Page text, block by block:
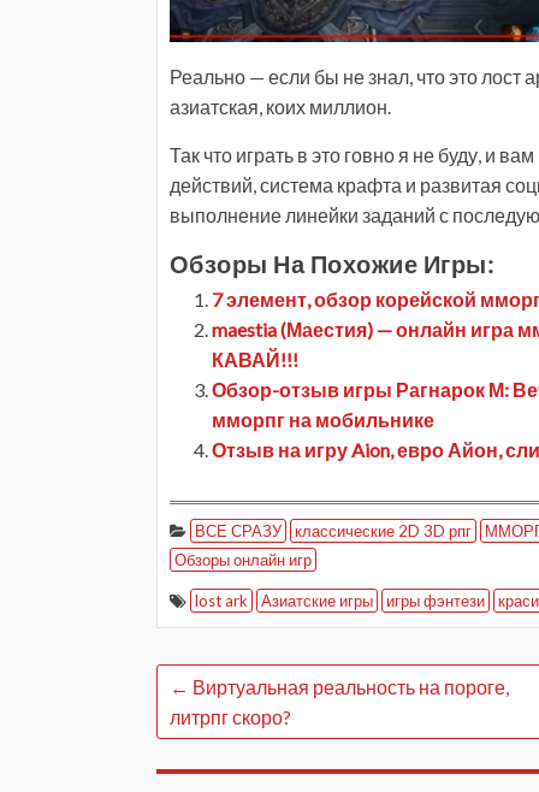
Реально — если бы не знал, что это лост
азиатская, коих миллион.
Так что играть в это говно я не буду, и
действий, система крафта и развитая
выполнение линейки заданий с
Обзоры На Похожие Игры:
7 элемент, обзор корейской
maestia (Маестия) — онлайн игра
КАВАЙ!!!
Обзор-отзыв игры Рагнарок М:
мморпг на мобильнике
Отзыв на игру Aion, евро Айон,
ВСЕ СРАЗУ классические 2D 3D рпг
Обзоры онлайн игр
lost ark Азиатские игры игры фэнтези
← Виртуальная реальность на пороге,
литрпг скоро?